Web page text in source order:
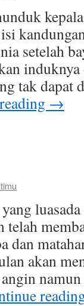
setelah
tak dapat
→
telah
dan
akan